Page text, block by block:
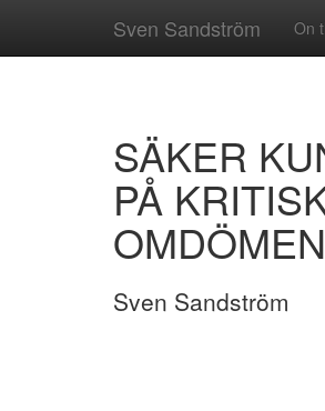
Sven Sandström On
SÄKER
PÅ
Sven Sandström